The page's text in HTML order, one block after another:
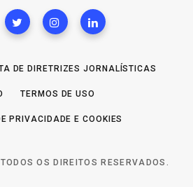
DE DIRETRIZES JORNALÍSTICAS
TERMOS DE USO
PRIVACIDADE E COOKIES
OS DIREITOS RESERVADOS.